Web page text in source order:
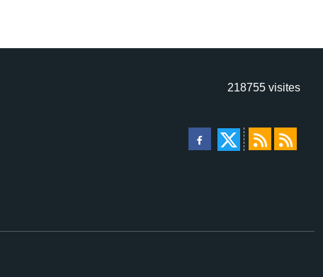
218755 visites